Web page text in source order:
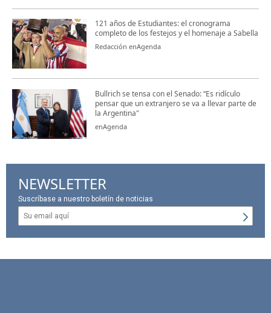
121 años de Estudiantes: el cronograma
completo de los festejos y el homenaje a Sabella
Redacción enAgenda
Bullrich se tensa con el Senado: “Es ridículo
pensar que un extranjero se va a llevar parte de
la Argentina"
enAgenda
NEWSLETTER
Suscríbase a nuestro boletín de noticias